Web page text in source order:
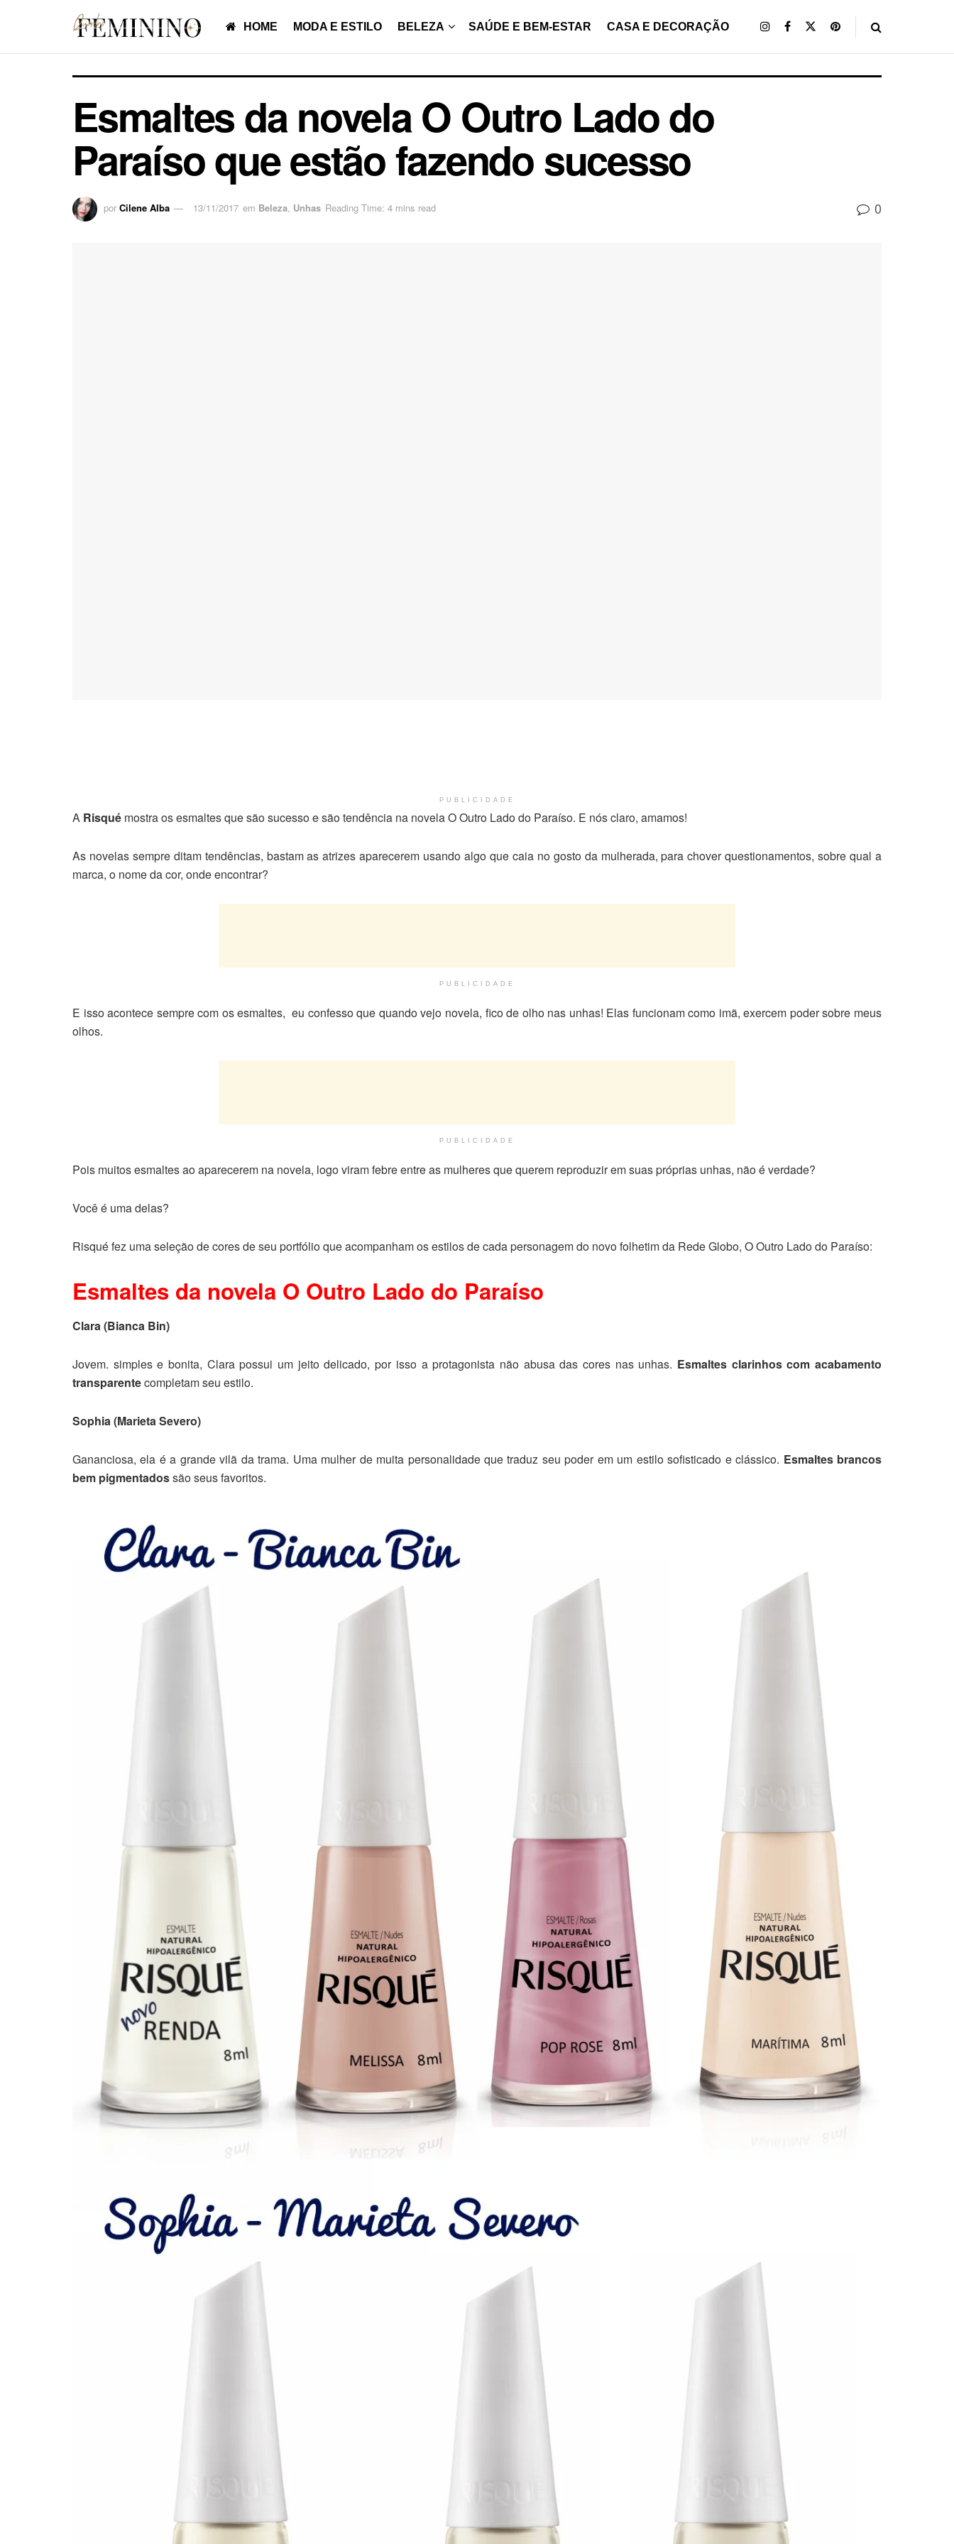
HOME MODA E ESTILO BELEZA SAÚDE E BEM-ESTAR CASA E DECORAÇÃO
Esmaltes da novela O Outro Lado do
Paraíso que estão fazendo sucesso
por Cilene Alba 13/11/2017 em Beleza, Unhas Reading Time: 4 mins read 0
PUBLICIDADE
A Risqué mostra os esmaltes que são sucesso e são tendência na novela O Outro Lado do Paraíso. E nós claro, amamos!
As novelas sempre ditam tendências, bastam as atrizes aparecerem usando algo que caia no gosto da mulherada, para chover questionamentos, sobre qual a
marca, o nome da cor, onde encontrar?
PUBLICIDADE
E isso acontece sempre com os esmaltes, eu confesso que quando vejo novela, fico de olho nas unhas! Elas funcionam como imã, exercem poder sobre meus
olhos.
PUBLICIDADE
Pois muitos esmaltes ao aparecerem na novela, logo viram febre entre as mulheres que querem reproduzir em suas próprias unhas, não é verdade?
Você é uma delas?
Risqué fez uma seleção de cores de seu portfólio que acompanham os estilos de cada personagem do novo folhetim da Rede Globo, O Outro Lado do Paraíso:
Esmaltes da novela O Outro Lado do Paraíso
Clara (Bianca Bin)
Jovem. simples e bonita, Clara possui um jeito delicado, por isso a protagonista não abusa das cores nas unhas. Esmaltes clarinhos com acabamento
transparentecompletam seu estilo.
Sophia (Marieta Severo)
Gananciosa, ela é a grande vilã da trama. Uma mulher de muita personalidade que traduz seu poder em um estilo sofisticado e clássico. Esmaltes brancos
bem pigmentadossão seus favoritos.